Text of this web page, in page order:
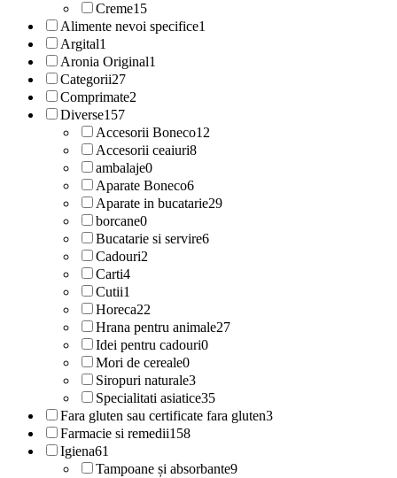
Creme15
Alimente nevoi specifice1
Argital1
Aronia Original1
Categorii27
Comprimate2
Diverse157
Accesorii Boneco12
Accesorii ceaiuri8
ambalaje0
Aparate Boneco6
Aparate in bucatarie29
borcane0
Bucatarie si servire6
Cadouri2
Carti4
Cutii1
Horeca22
Hrana pentru animale27
Idei pentru cadouri0
Mori de cereale0
Siropuri naturale3
Specialitati asiatice35
Fara gluten sau certificate fara gluten3
Farmacie si remedii158
Igiena61
Tampoane și absorbante9